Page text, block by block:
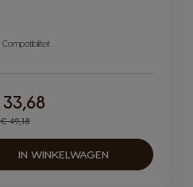
Compatibiliteit
Regular Price
€ 49,18
IN WINKELWAGEN